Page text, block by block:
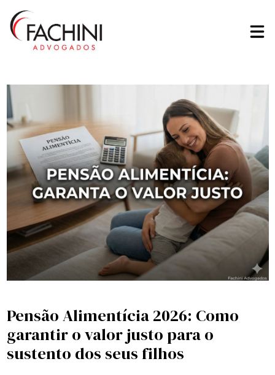
Pensão Alimentícia 2026: Como
garantir o valor justo para o
sustento dos seus filhos